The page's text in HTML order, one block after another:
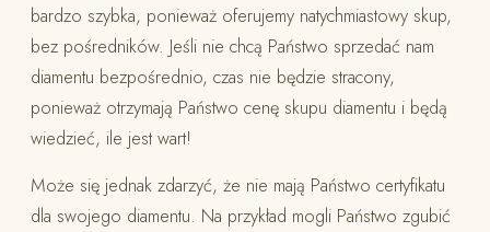
bardzo szybka, ponieważ oferujemy natychmiastowy skup,
bez pośredników. Jeśli nie chcą Państwo sprzedać nam
diamentu bezpośrednio, czas nie będzie stracony,
ponieważ otrzymają Państwo cenę skupu diamentu i będą
wiedzieć, ile jest wart!
Może się jednak zdarzyć, że nie mają Państwo certyfikatu
dla swojego diamentu. Na przykład mogli Państwo zgubić